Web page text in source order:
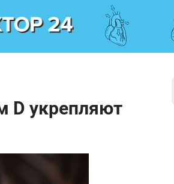
D укрепляют